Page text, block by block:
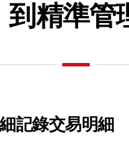
到精準管
記錄交易明細